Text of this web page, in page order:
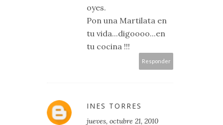
oyes.
Pon una Martilata en
tu vida...digoooo...en
tu cocina !!!
Responder
INES TORRES
jueves, octubre 21, 2010